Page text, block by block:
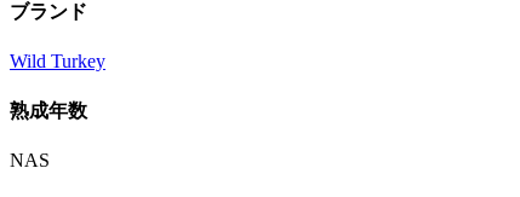
ブランド
Wild Turkey
熟成年数
NAS